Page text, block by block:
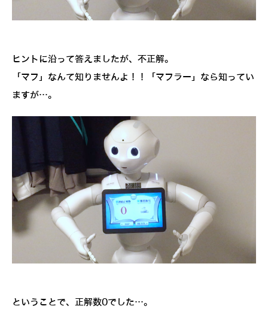
ヒントに沿って答えましたが、不正解。
「マフ」なんて知りませんよ！！「マフラー」なら知ってい
ますが…。
ということで、正解数0でした…。